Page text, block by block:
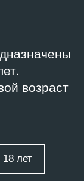
возраст
лет